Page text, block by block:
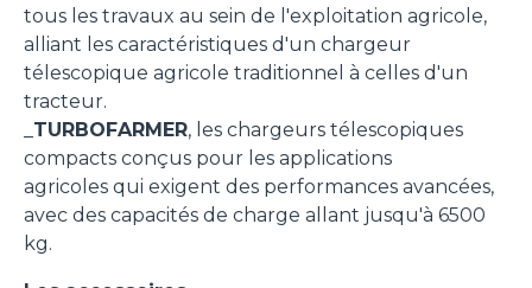
tous les travaux au sein de l'exploitation agricole,
alliant les caractéristiques d'un chargeur
télescopique agricole traditionnel à celles d'un
tracteur.
TURBOFARMER, les chargeurs télescopiques
compacts conçus pour les applications
agricoles qui exigent des performances avancées,
avec des capacités de charge allant jusqu'à 6500
kg.